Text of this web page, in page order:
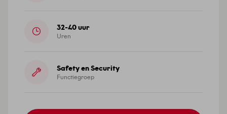
32-40 uur
Uren
Safety en Security
Functiegroep